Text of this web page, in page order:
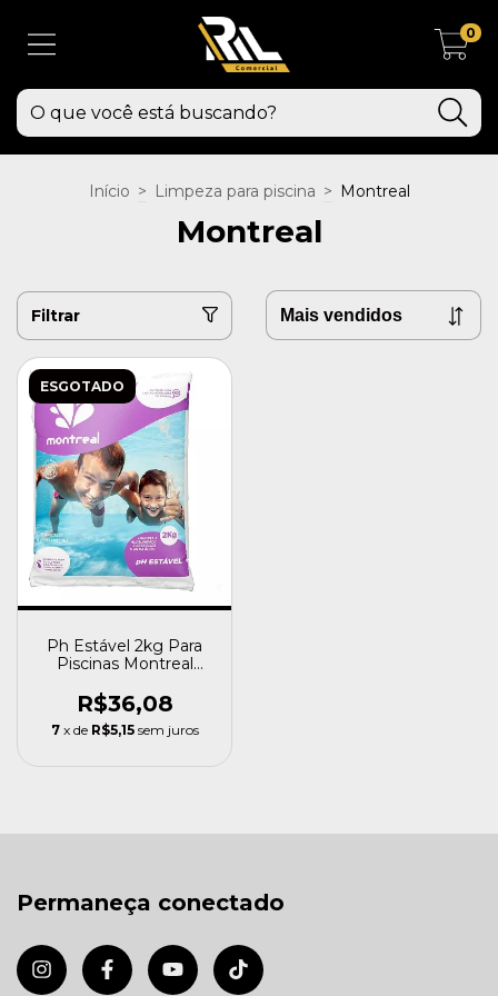
0
Início > Limpeza para piscina > Montreal
Montreal
Filtrar
ESGOTADO
Ph Estável 2kg Para
Piscinas Montreal
R$36,08
7 x de R$5,15 sem juros
Permaneça conectado